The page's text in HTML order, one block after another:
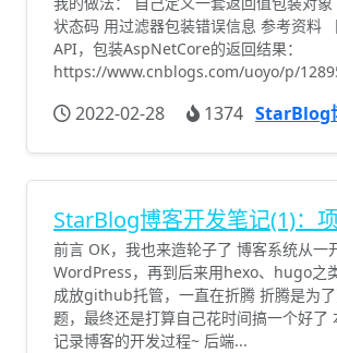
状态码 用过滤器包装错误信息 参考资料
API，包装AspNetCore的返回结果：
https://www.cnblogs.com/uoyo/p/
2022-02-28 1374 StarBlog
StarBlog博客开发笔记(1)：
前言 OK，我也来造轮子了 博客系统从一
WordPress，再到后来用hexo、hugo之
成放github托管，一直在折腾 折腾是为
题，最终还是打算自己花时间搞一个好了
记录博客的开发过程~ 后端...